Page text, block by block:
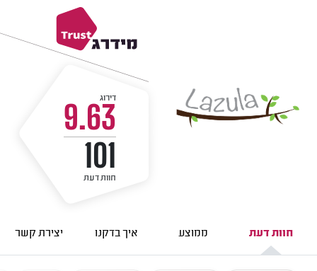
דירוג
9.63
101
חוות דעת
חוות דעת ממוצע איך בדקנו יצירת קשר